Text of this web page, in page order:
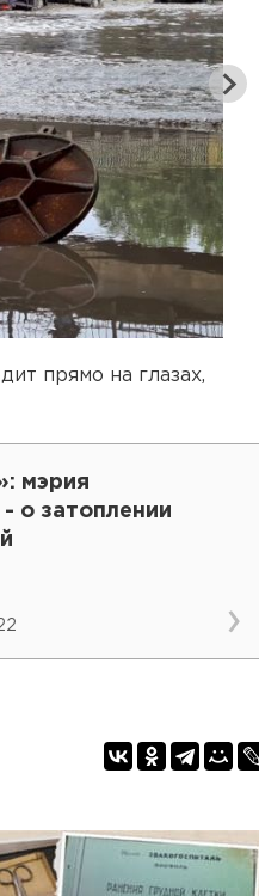
прямо на глазах,
мэрия
о затоплении